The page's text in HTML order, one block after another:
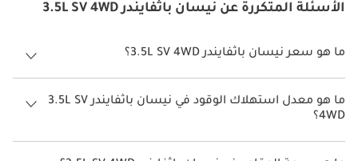
الأسئلة المتكررة عن نيسان باثفايندر 3.5L SV 4WD
ما هو سعر نيسان باثفايندر 3.5L SV 4WD؟
سعر نيسان باثفايندر 3.5L SV 4WD هو درهم 200,500.
ما هو معدل استهلاك الوقود في نيسان باثفايندر 3.5L SV
4WD؟
يبلغ معدل استهلاك الوقود المقترح من الشركة المصنعة لسيارة نيسان
باثفايندر 2026 من 8 كم/ليتر.